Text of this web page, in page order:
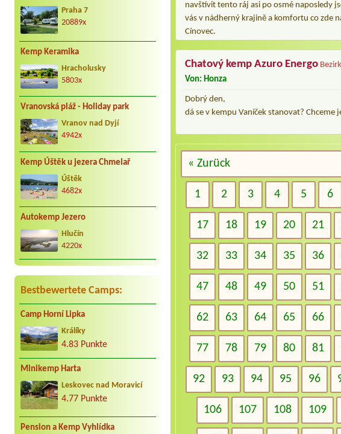
Praha 7
20889x
Kemp Keramika
Hracholusky
5803x
Vranovská pláž - Holiday park
Vranov nad Dyjí
4942x
Kemp Úštěk u jezera Chmelař
Úštěk
4682x
Autokemp Jezero
Hlučín
4220x
Bestbewertete Camps:
Camp Horní Lipka
Králíky
4.83 Punkte
Minikemp Harta
Leskovec nad Moravicí
4.77 Punkte
Pension a Kemp Vyhlídka
navštívit tento ráj asi po osmé naposledy
vás v nádherný krajině a komfortu co zde
Cínovec.
Chatový kemp Azuro Energo
Von: Honza
Dobrý den,
dá se v kempu Vaníček stanovat?
« Zurück
1 2 3 4 5 6
17 18 19 20 21
32 33 34 35 36
47 48 49 50 51
62 63 64 65 66
77 78 79 80 81
92 93 94 95 96
106 107 108 109